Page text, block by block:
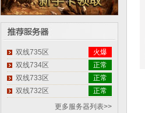
火爆
双线735区
正常
双线734区
正常
双线733区
正常
双线732区
更多服务器列表>>